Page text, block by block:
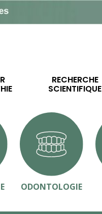
RECHERCHE
SCIENTIFIQUE
ODONTOLOGIE